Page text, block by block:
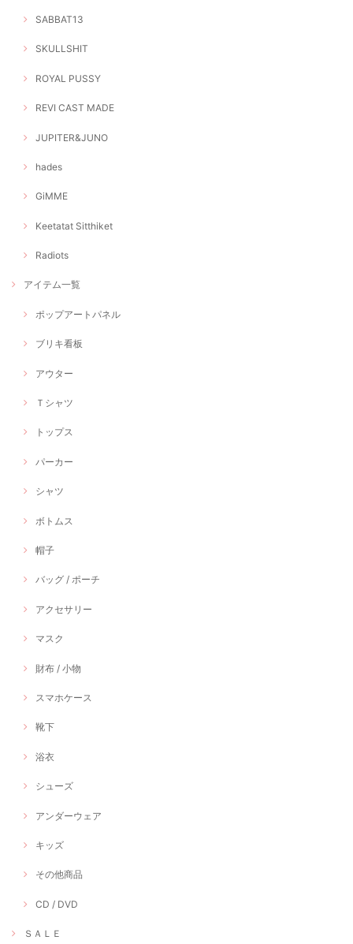
SABBAT13
SKULLSHIT
ROYAL PUSSY
REVI CAST MADE
JUPITER&JUNO
hades
GiMME
Keetatat Sitthiket
Radiots
アイテム一覧
ポップアートパネル
ブリキ看板
アウター
Ｔシャツ
トップス
パーカー
シャツ
ボトムス
帽子
バッグ / ポーチ
アクセサリー
マスク
財布 / 小物
スマホケース
靴下
浴衣
シューズ
アンダーウェア
キッズ
その他商品
CD / DVD
ＳＡＬＥ